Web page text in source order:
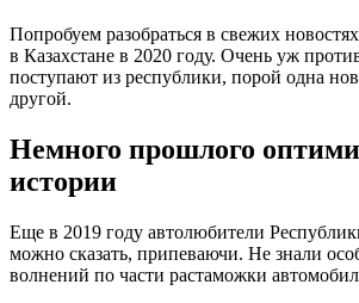
Попробуем разобраться в свежих
в Казахстане в 2020 году. Очень уж
поступают из республики, порой одна
другой.
Немного прошлого
истории
Еще в 2019 году автолюбители
можно сказать, припеваючи. Не знали
волнений по части растаможки